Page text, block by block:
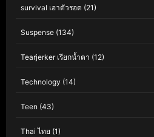
survival เอาตัวรอด (21)
Suspense (134)
Tearjerker เรียกน้ำตา (12)
Technology (14)
Teen (43)
Thai ไทย (1)